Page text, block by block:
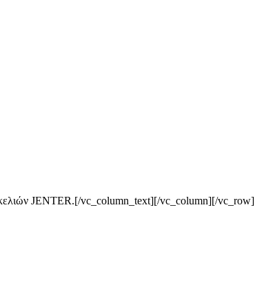
JENTER.[/vc_column_text][/vc_column][/vc_row]